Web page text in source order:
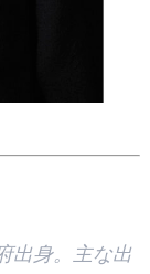
出身。主な出